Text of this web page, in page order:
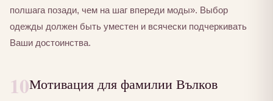
полшага позади, чем на шаг впереди моды». Выбор
одежды должен быть уместен и всячески подчеркивать
Ваши достоинства.
10Мотивация для фамилии Вълков